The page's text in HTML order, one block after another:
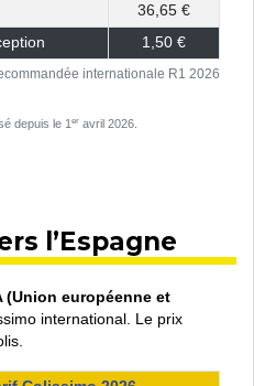
internationale R1 2026
36,65 €
1,50 €
depuis le 1 eravril 2026.
l’Espagne
(Union européenne et
international. Le prix